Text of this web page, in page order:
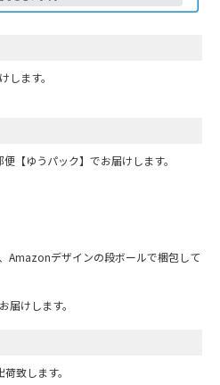
します。
【ゆうパック】でお届けします。
Amazonデザインの段ボールで梱包して
届けします。
致します。